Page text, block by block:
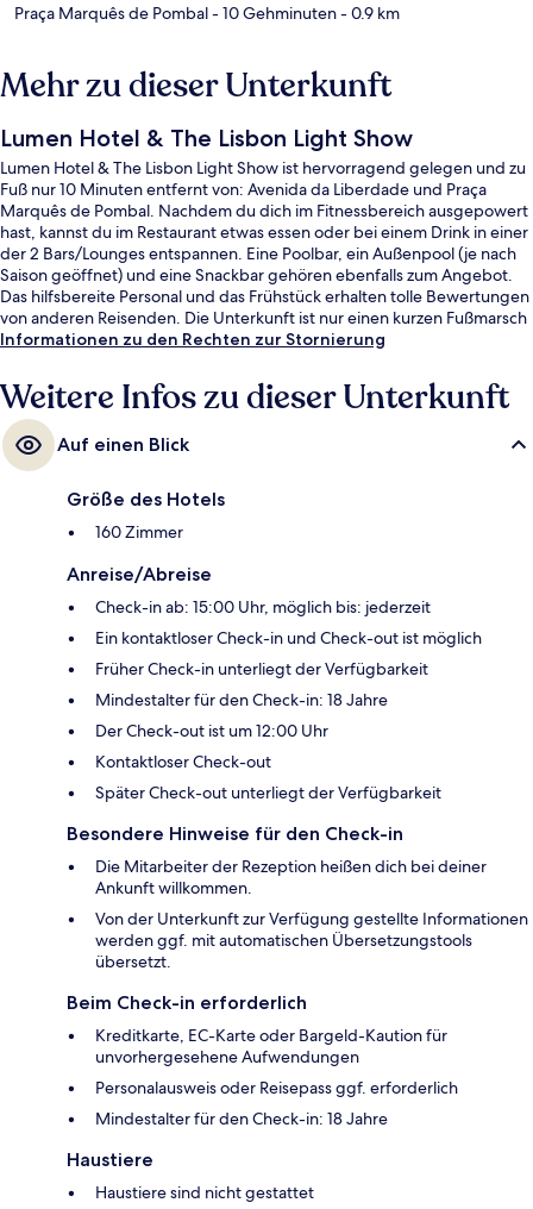
Praça Marquês de Pombal- 10 Gehminuten- 0.9 km
Mehr zu dieser Unterkunft
Lumen Hotel & The Lisbon Light Show
Lumen Hotel & The Lisbon Light Show ist hervorragend gelegen und zu
Fuß nur 10 Minuten entfernt von: Avenida da Liberdade und Praça
Marquês de Pombal. Nachdem du dich im Fitnessbereich ausgepowert
hast, kannst du im Restaurant etwas essen oder bei einem Drink in einer
der 2 Bars/Lounges entspannen. Eine Poolbar, ein Außenpool (je nach
Saison geöffnet) und eine Snackbar gehören ebenfalls zum Angebot.
Das hilfsbereite Personal und das Frühstück erhalten tolle Bewertungen
von anderen Reisenden. Die Unterkunft ist nur einen kurzen Fußmarsch
von den öffentlichen Verkehrsmitteln entfernt: Zur U-Bahn läuft man 2
Informationen zu den Rechten zur Stornierung
Weitere Infos zu dieser Unterkunft
Auf einen Blick
Größe des Hotels
160 Zimmer
Anreise/Abreise
Check-in ab: 15:00 Uhr, möglich bis: jederzeit
Ein kontaktloser Check-in und Check-out ist möglich
Früher Check-in unterliegt der Verfügbarkeit
Mindestalter für den Check-in: 18 Jahre
Der Check-out ist um 12:00 Uhr
Kontaktloser Check-out
Später Check-out unterliegt der Verfügbarkeit
Besondere Hinweise für den Check-in
Die Mitarbeiter der Rezeption heißen dich bei deiner
Ankunft willkommen.
Von der Unterkunft zur Verfügung gestellte Informationen
werden ggf. mit automatischen Übersetzungstools
übersetzt.
Beim Check-in erforderlich
Kreditkarte, EC-Karte oder Bargeld-Kaution für
unvorhergesehene Aufwendungen
Personalausweis oder Reisepass ggf. erforderlich
Mindestalter für den Check-in: 18 Jahre
Haustiere
Haustiere sind nicht gestattet